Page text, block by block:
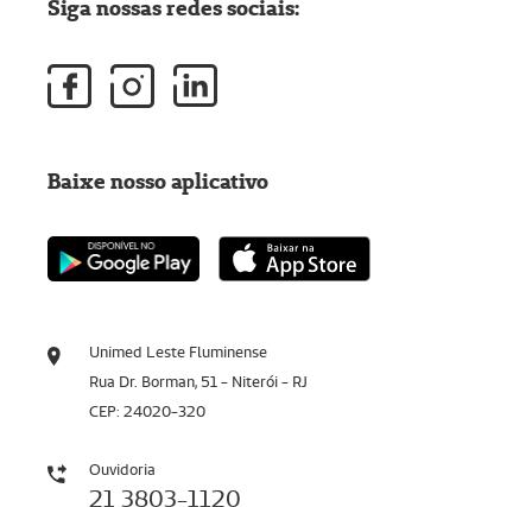
Unimed Leste Fluminense
Rua Dr. Borman, 51 - Niterói - RJ
CEP: 24020-320
Ouvidoria
21 3803-1120
Siga nossas redes sociais:
Baixe nosso aplicativo